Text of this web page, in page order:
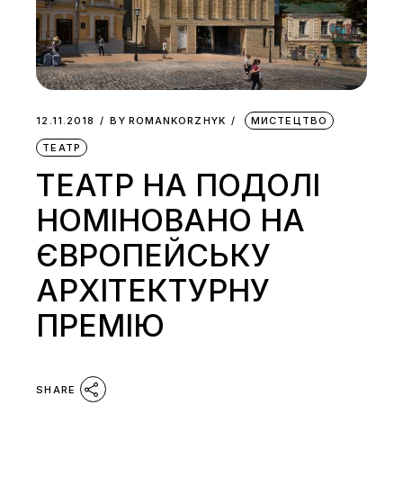
12.11.2018 BY ROMANKORZHYK МИСТЕЦТВО
ТЕАТР
ТЕАТР НА ПОДОЛІ
НОМІНОВАНО НА
ЄВРОПЕЙСЬКУ
АРХІТЕКТУРНУ
ПРЕМІЮ
SHARE